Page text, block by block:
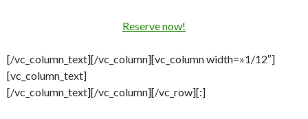
Reserve now!
[/vc_column_text][/vc_column][vc_column width=»1/12″]
[vc_column_text]
[/vc_column_text][/vc_column][/vc_row][:]